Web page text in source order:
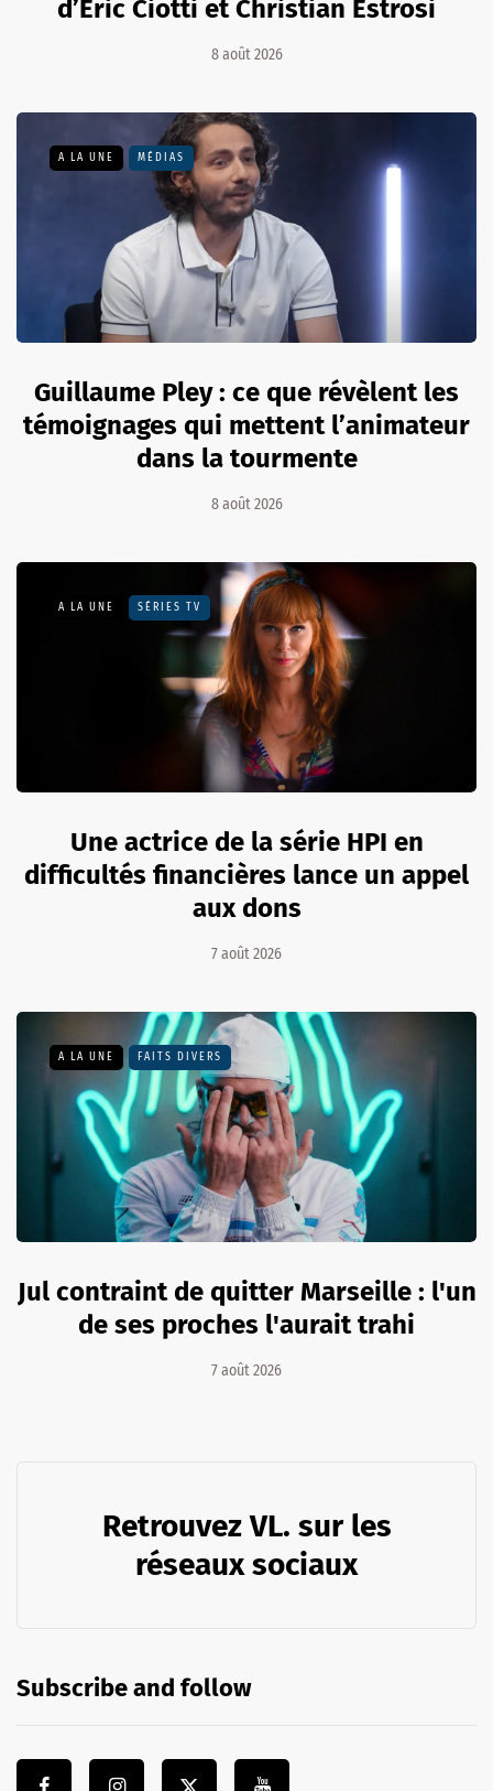
d’Éric Ciotti et Christian Estrosi
8 août 2026
A LA UNE MÉDIAS
Guillaume Pley : ce que révèlent les
témoignages qui mettent l’animateur
dans la tourmente
8 août 2026
A LA UNE SÉRIES TV
Une actrice de la série HPI en
difficultés financières lance un appel
aux dons
7 août 2026
A LA UNE FAITS DIVERS
Jul contraint de quitter Marseille : l'un
de ses proches l'aurait trahi
7 août 2026
Retrouvez VL. sur les
réseaux sociaux
Subscribe and follow